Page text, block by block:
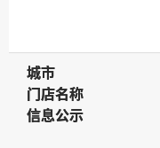
城市
城市
门店名称
门店名称
信息公示
信息公示